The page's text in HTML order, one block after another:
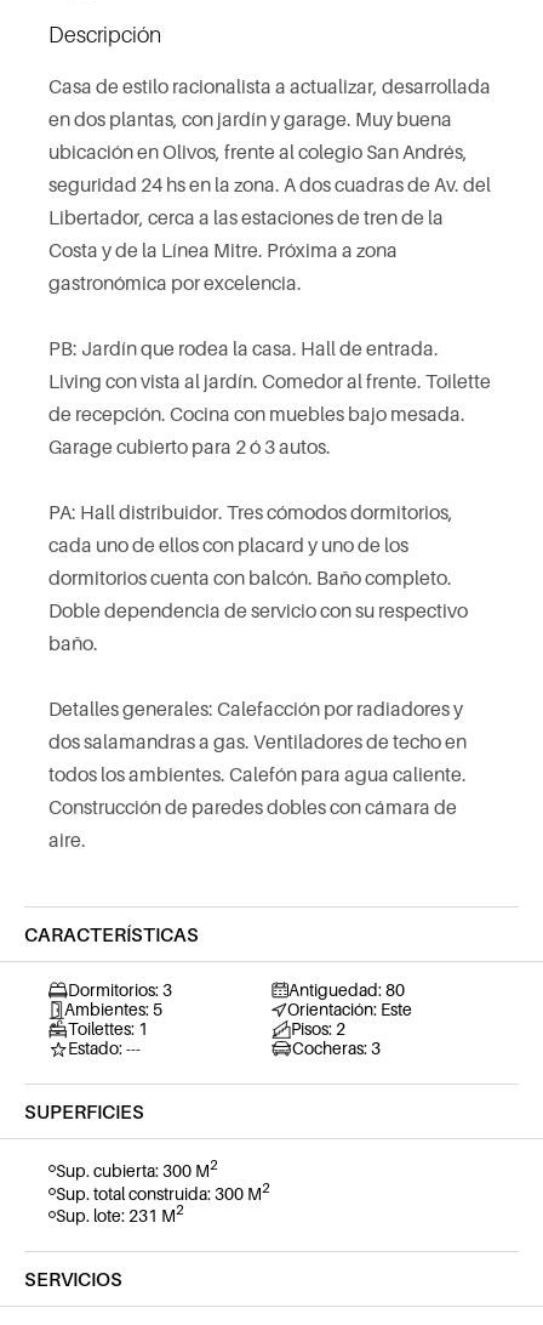
Descripción
Casa de estilo racionalista a actualizar, desarrollada
en dos plantas, con jardín y garage. Muy buena
ubicación en Olivos, frente al colegio San Andrés,
seguridad 24 hs en la zona. A dos cuadras de Av. del
Libertador, cerca a las estaciones de tren de la
Costa y de la Línea Mitre. Próxima a zona
gastronómica por excelencia.
PB: Jardín que rodea la casa. Hall de entrada.
Living con vista al jardín. Comedor al frente. Toilette
de recepción. Cocina con muebles bajo mesada.
Garage cubierto para 2 ó 3 autos.
PA: Hall distribuidor. Tres cómodos dormitorios,
cada uno de ellos con placard y uno de los
dormitorios cuenta con balcón. Baño completo.
Doble dependencia de servicio con su respectivo
baño.
Detalles generales: Calefacción por radiadores y
dos salamandras a gas. Ventiladores de techo en
todos los ambientes. Calefón para agua caliente.
Construcción de paredes dobles con cámara de
aire.
CARACTERÍSTICAS
Dormitorios: 3
Antiguedad: 80
Ambientes: 5
Orientación: Este
Toilettes: 1
Pisos: 2
Estado: ---
Cocheras: 3
SUPERFICIES
Sup. cubierta: 300 M2
Sup. total construida: 300 M2
Sup. lote: 231 M2
SERVICIOS